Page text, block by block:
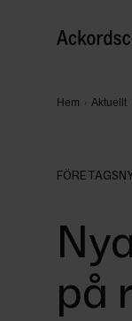
Hem Aktuellt
på